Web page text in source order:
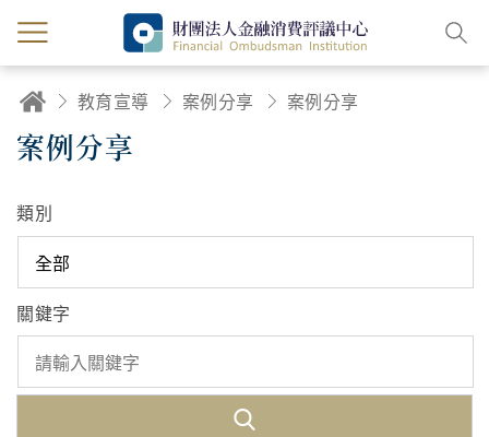
教育宣導 案例分享 案例分享
案例分享
類別
關鍵字